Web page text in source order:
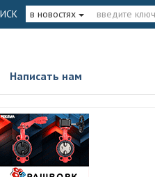
в новостях
Написать нам